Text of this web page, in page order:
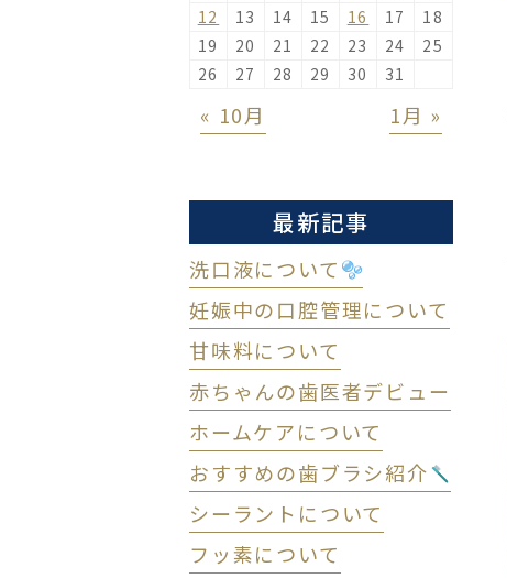
12
13 14 15 16 17
18
19
20 21 22 23 24
25
26
27 28 29 30 31
« 10月 1月 »
最新記事
洗口液について
妊娠中の口腔管理について
甘味料について
赤ちゃんの歯医者デビュー
ホームケアについて
おすすめの歯ブラシ紹介
シーラントについて
フッ素について